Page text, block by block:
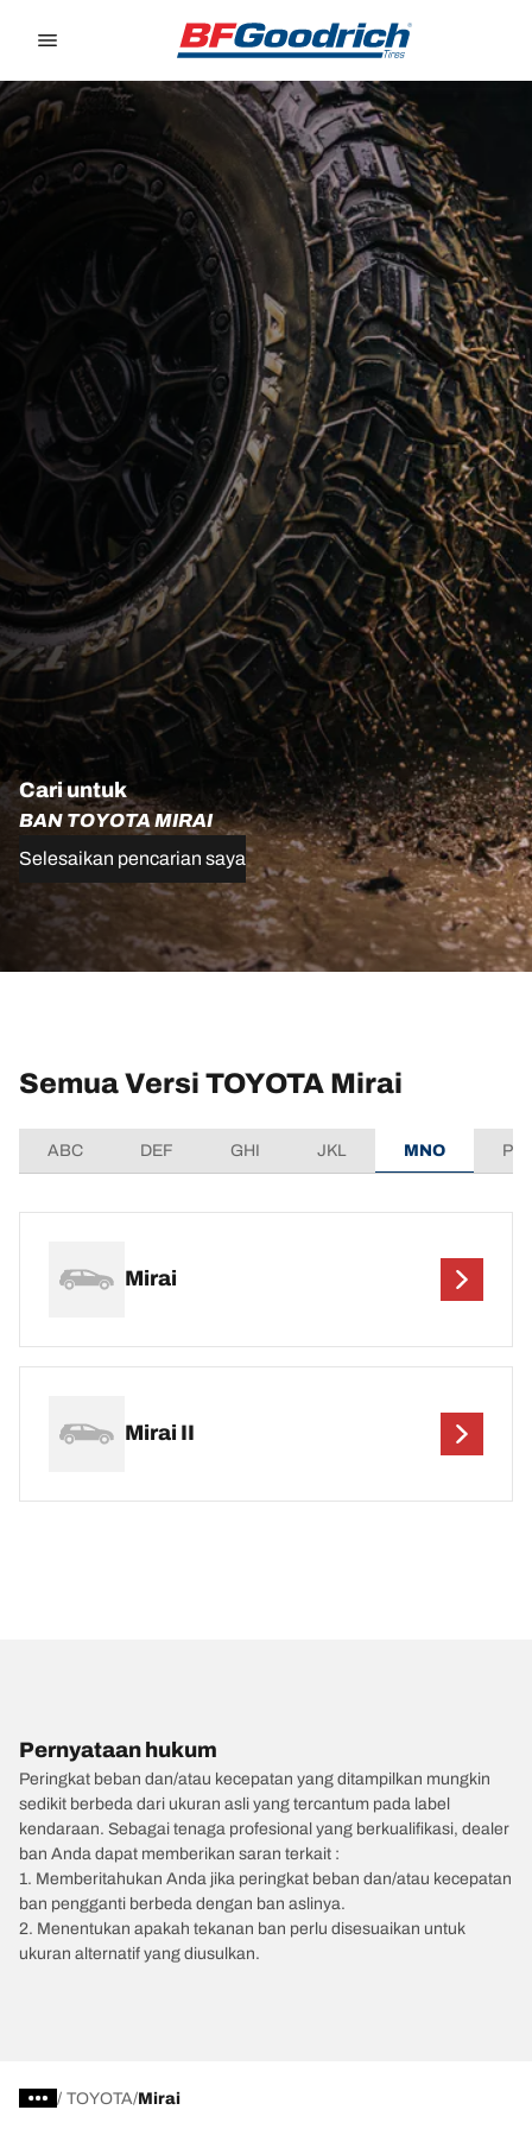
Cari untuk
BAN TOYOTA MIRAI
Selesaikan pencarian saya
Semua Versi TOYOTA Mirai
ABC DEF GHI JKL MNO
Mirai
Mirai II
Pernyataan hukum
Peringkat beban dan/atau kecepatan yang ditampilkan mungkin
sedikit berbeda dari ukuran asli yang tercantum pada label
kendaraan. Sebagai tenaga profesional yang berkualifikasi, dealer
ban Anda dapat memberikan saran terkait :
1. Memberitahukan Anda jika peringkat beban dan/atau kecepatan
ban pengganti berbeda dengan ban aslinya.
2. Menentukan apakah tekanan ban perlu disesuaikan untuk
ukuran alternatif yang diusulkan.
/ TOYOTA Mirai